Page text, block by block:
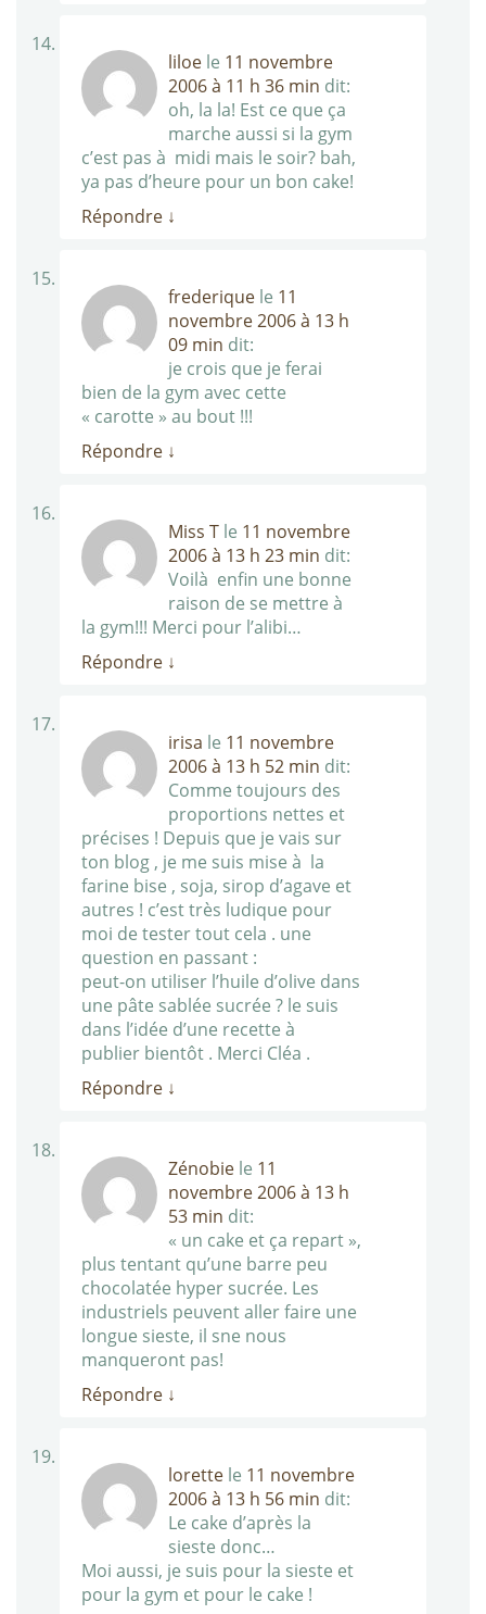
liloe le 11 novembre
2006 à 11 h 36 min dit:
oh, la la! Est ce que ça
marche aussi si la gym
c’est pas à midi mais le soir? bah,
ya pas d’heure pour un bon cake!
Répondre ↓
frederique le 11
novembre 2006 à 13 h
09 min dit:
je crois que je ferai
bien de la gym avec cette
« carotte » au bout !!!
Répondre ↓
Miss T le 11 novembre
2006 à 13 h 23 min dit:
Voilà enfin une bonne
raison de se mettre à
la gym!!! Merci pour l’alibi…
Répondre ↓
irisa le 11 novembre
2006 à 13 h 52 min dit:
Comme toujours des
proportions nettes et
précises ! Depuis que je vais sur
ton blog , je me suis mise à la
farine bise , soja, sirop d’agave et
autres ! c’est très ludique pour
moi de tester tout cela . une
question en passant :
peut-on utiliser l’huile d’olive dans
une pâte sablée sucrée ? le suis
dans l’idée d’une recette à
publier bientôt . Merci Cléa .
Répondre ↓
Zénobie le 11
novembre 2006 à 13 h
53 min dit:
« un cake et ça repart »,
plus tentant qu’une barre peu
chocolatée hyper sucrée. Les
industriels peuvent aller faire une
longue sieste, il sne nous
manqueront pas!
Répondre ↓
lorette le 11 novembre
2006 à 13 h 56 min dit:
Le cake d’après la
sieste donc…
Moi aussi, je suis pour la sieste et
pour la gym et pour le cake !